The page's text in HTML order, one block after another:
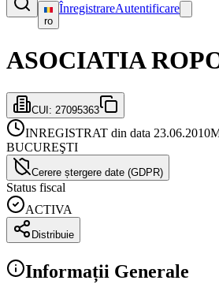
ro
ÎnregistrareAutentificare
ASOCIATIA
CUI: 27095363
INREGISTRAT din data 23.06.2010
BUCUREŞTI
Cerere ștergere date (GDPR)
Status fiscal
ACTIVA
Distribuie
Informații Generale